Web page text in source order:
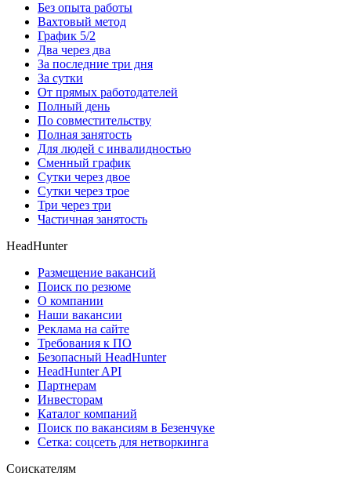
Без опыта работы
Вахтовый метод
График 5/2
Два через два
За последние три дня
За сутки
От прямых работодателей
Полный день
По совместительству
Полная занятость
Для людей с инвалидностью
Сменный график
Сутки через двое
Сутки через трое
Три через три
Частичная занятость
HeadHunter
Размещение вакансий
Поиск по резюме
О компании
Наши вакансии
Реклама на сайте
Требования к ПО
Безопасный HeadHunter
HeadHunter API
Партнерам
Инвесторам
Каталог компаний
Поиск по вакансиям в Безенчуке
Сетка: соцсеть для нетворкинга
Соискателям